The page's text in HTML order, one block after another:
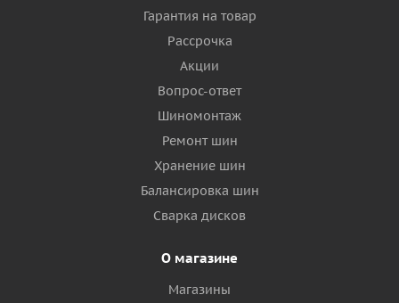
Гарантия на товар
Рассрочка
Акции
Вопрос-ответ
Шиномонтаж
Ремонт шин
Хранение шин
Балансировка шин
Сварка дисков
О магазине
Магазины